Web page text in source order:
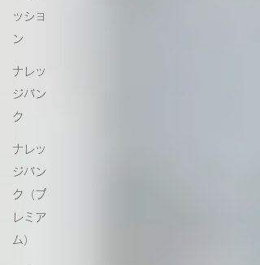
ッショ
ン
ナレッ
ジバン
ク
ナレッ
ジバン
ク（プ
レミア
ム）